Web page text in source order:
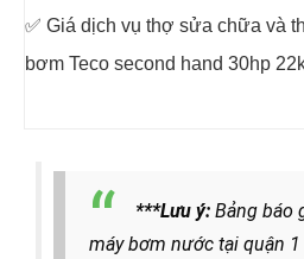
✅ Giá dịch vụ thợ sửa chữa và
bơm Teco second hand 30hp
***Lưu ý: Bảng báo
máy bơm nước tại quận